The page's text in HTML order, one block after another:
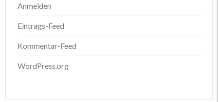
Anmelden
Eintrags-Feed
Kommentar-Feed
WordPress.org